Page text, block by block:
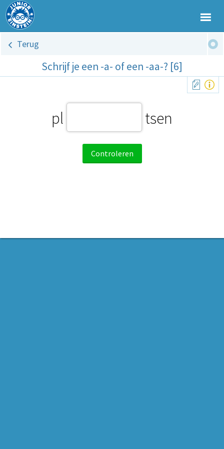
Terug
Schrijf je een -a- of een -aa-? [6]
pl tsen